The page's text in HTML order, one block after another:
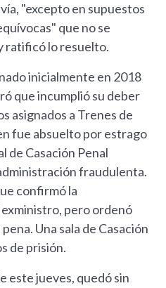
"excepto en supuestos
que no se
ratificó lo resuelto.
inicialmente en 2018
que incumplió su deber
asignados a Trenes de
fue absuelto por estrago
de Casación Penal
fraudulenta.
confirmó la
pero ordenó
Una sala de Casación
de prisión.
este jueves, quedó sin